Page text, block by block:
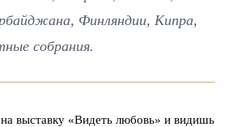
Финляндии, Кипра,
собрания.
выставку «Видеть любовь» и видишь